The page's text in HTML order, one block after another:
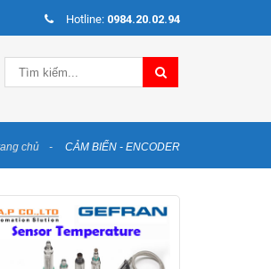
Hotline: 0984.20.02.94
chủ CẢM BIẾN - ENCODER